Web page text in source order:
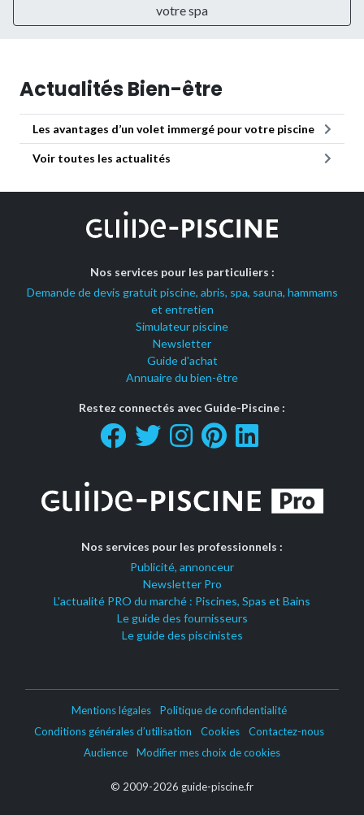
votre spa
Actualités Bien-être
Les avantages d’un volet immergé pour votre piscine
Voir toutes les actualités
Nos services pour les particuliers :
Demande de devis gratuit piscine, abris, spa, sauna, hammams
et entretien
Simulateur piscine
Newsletter
Guide d'achat
Annuaire du bien-être
Restez connectés avec Guide-Piscine :
Nos services pour les professionnels :
Publicité, annonceur
Newsletter Pro
L'actualité PRO du marché : Piscines, Spas et Bains
Le guide des fournisseurs
Le guide des piscinistes
Mentions légales
Politique de confidentialité
Conditions générales d’utilisation
Cookies
Contactez-nous
Audience
Modifier mes choix de cookies
© 2009-2026 guide-piscine.fr